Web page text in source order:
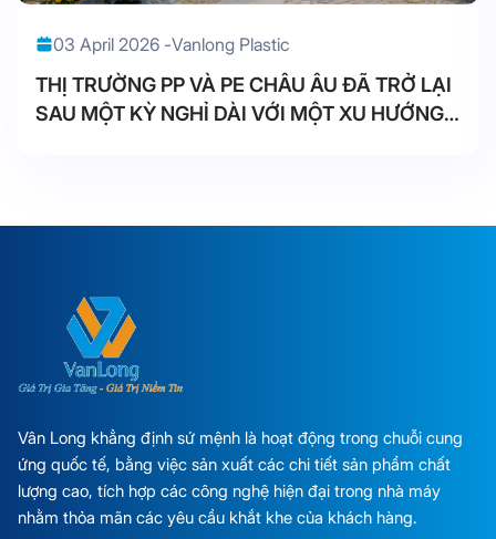
03 April 2026 -Vanlong Plastic
THỊ TRƯỜNG PP VÀ PE CHÂU ÂU ĐÃ TRỞ LẠI
SAU MỘT KỲ NGHỈ DÀI VỚI MỘT XU HƯỚNG
Vân Long khẳng định sứ mệnh là hoạt động trong chuỗi cung
ứng quốc tế, bằng việc sản xuất các chi tiết sản phẩm chất
lượng cao, tích hợp các công nghệ hiện đại trong nhà máy
nhằm thỏa mãn các yêu cầu khắt khe của khách hàng.